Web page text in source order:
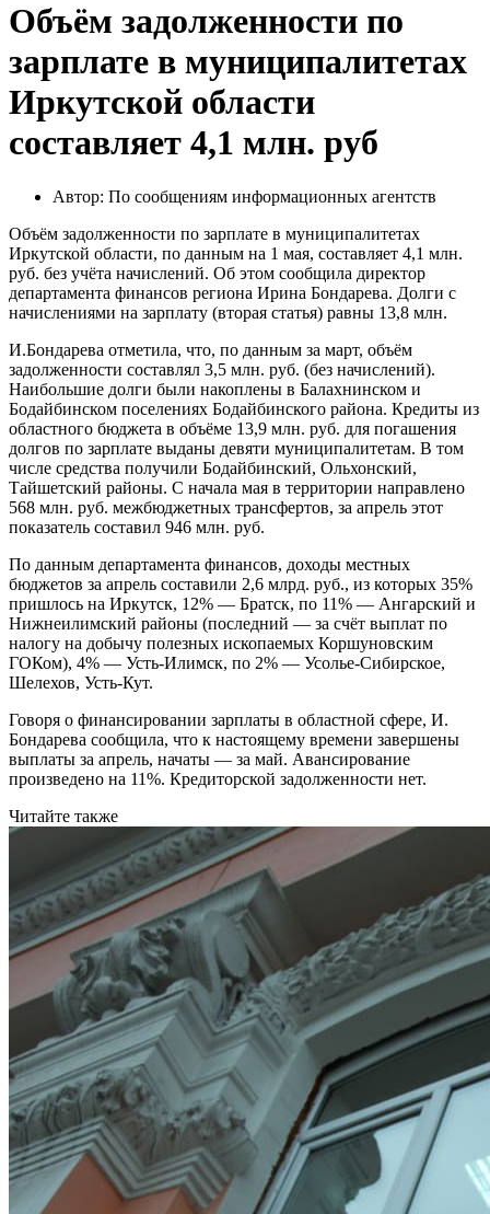
Объём задолженности по
зарплате в муниципалитетах
Иркутской области
составляет 4,1 млн. руб
Автор: По сообщениям информационных агентств
Объём задолженности по зарплате в муниципалитетах
Иркутской области, по данным на 1 мая, составляет 4,1 млн.
руб. без учёта начислений. Об этом сообщила директор
департамента финансов региона Ирина Бондарева. Долги с
начислениями на зарплату (вторая статья) равны 13,8 млн.
И.Бондарева отметила, что, по данным за март, объём
задолженности составлял 3,5 млн. руб. (без начислений).
Наибольшие долги были накоплены в Балахнинском и
Бодайбинском поселениях Бодайбинского района. Кредиты из
областного бюджета в объёме 13,9 млн. руб. для погашения
долгов по зарплате выданы девяти муниципалитетам. В том
числе средства получили Бодайбинский, Ольхонский,
Тайшетский районы. С начала мая в территории направлено
568 млн. руб. межбюджетных трансфертов, за апрель этот
показатель составил 946 млн. руб.
По данным департамента финансов, доходы местных
бюджетов за апрель составили 2,6 млрд. руб., из которых 35%
пришлось на Иркутск, 12% — Братск, по 11% — Ангарский и
Нижнеилимский районы (последний — за счёт выплат по
налогу на добычу полезных ископаемых Коршуновским
ГОКом), 4% — Усть-Илимск, по 2% — Усолье-Сибирское,
Шелехов, Усть-Кут.
Говоря о финансировании зарплаты в областной сфере, И.
Бондарева сообщила, что к настоящему времени завершены
выплаты за апрель, начаты — за май. Авансирование
произведено на 11%. Кредиторской задолженности нет.
Читайте также